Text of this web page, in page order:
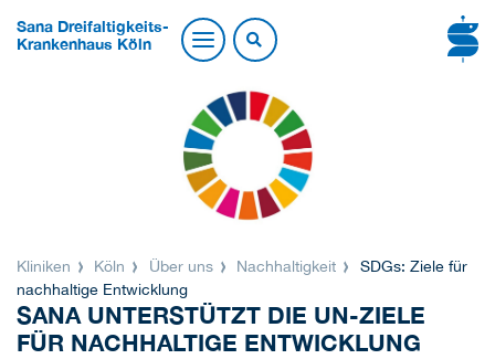
Sana Dreifaltigkeits-
Krankenhaus Köln
Kliniken Köln Über uns Nachhaltigkeit
SDGs: Ziele für
nachhaltige Entwicklung
SANA UNTERSTÜTZT DIE UN-ZIELE
FÜR NACHHALTIGE ENTWICKLUNG